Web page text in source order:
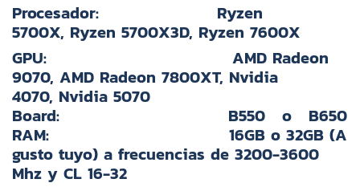
Procesador:
Ryzen
5700X, Ryzen 5700X3D, Ryzen 7600X
GPU:
AMD Radeon
9070, AMD Radeon 7800XT, Nvidia
4070, Nvidia 5070
Board:
B550 o B650
RAM:
16GB o 32GB (A
gusto tuyo) a frecuencias de 3200-3600
Mhz y CL 16-32